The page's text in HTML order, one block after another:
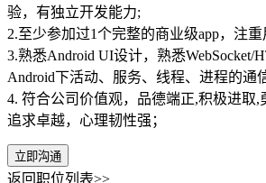
验，有独立开发能力;
2.至少参加过1个完整的商业级app，注重
3.熟悉Android UI设计，熟悉WebSocket/
Android下活动、服务、线程、进程的通
4. 符合公司价值观，品德端正,积极进取,
追求卓越，心理韧性强；
立即沟通
返回职位列表>>